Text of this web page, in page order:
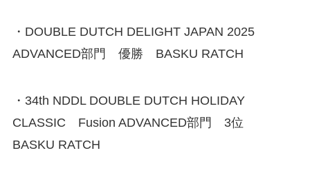
・DOUBLE DUTCH DELIGHT JAPAN 2025
ADVANCED部門 優勝 BASKU RATCH
・34th NDDL DOUBLE DUTCH HOLIDAY
CLASSIC Fusion ADVANCED部門 3位
BASKU RATCH